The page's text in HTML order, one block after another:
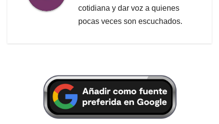
cotidiana y dar voz a quienes
pocas veces son escuchados.